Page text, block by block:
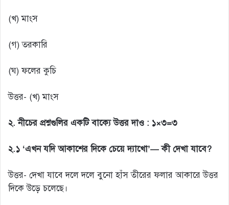
(খ) মাংস
(গ) তরকারি
(ঘ) ফলের কুচি
উত্তর- (খ) মাংস
২. নীচের প্রশ্নগুলির একটি বাক্যে উত্তর দাও : ১×৩=৩
২.১ ‘এখন যদি আকাশের দিকে চেয়ে দ্যাখো’— কী দেখা যাবে?
উত্তর- দেখা যাবে দলে দলে বুনো হাঁস তীরের ফলার আকারে উত্তর
দিকে উড়ে চলেছে।